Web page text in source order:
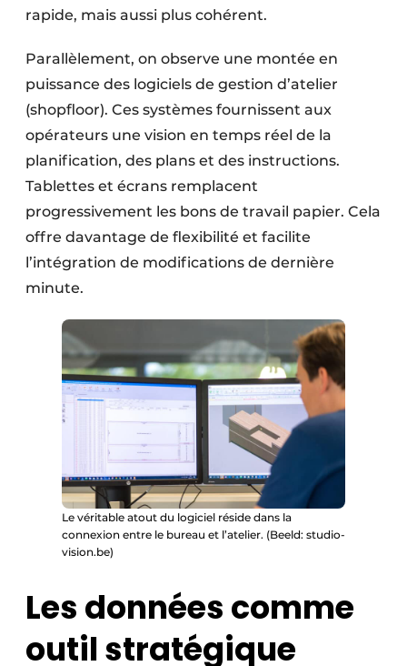
rapide, mais aussi plus cohérent.
Parallèlement, on observe une montée en
puissance des logiciels de gestion d’atelier
(shopfloor). Ces systèmes fournissent aux
opérateurs une vision en temps réel de la
planification, des plans et des instructions.
Tablettes et écrans remplacent
progressivement les bons de travail papier. Cela
offre davantage de flexibilité et facilite
l’intégration de modifications de dernière
minute.
Le véritable atout du logiciel réside dans la
connexion entre le bureau et l’atelier. (Beeld: studio-
vision.be)
Les données comme
outil stratégique